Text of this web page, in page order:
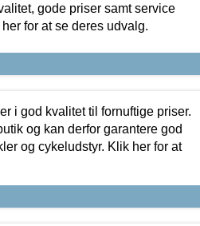
gode priser samt service
for at se deres udvalg.
i god kvalitet til fornuftige priser.
og kan derfor garantere god
og cykeludstyr. Klik her for at